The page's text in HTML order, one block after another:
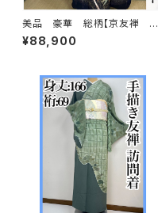
美品 豪華 総柄【京友禅 古
典柄】正絹 振袖セット q993
¥88,900